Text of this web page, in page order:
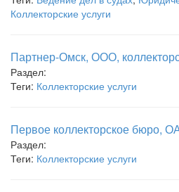
Коллекторские услуги
Партнер-Омск, ООО,
Раздел:
Теги: Коллекторские услуги
Первое коллекторское бюро,
Раздел:
Теги: Коллекторские услуги